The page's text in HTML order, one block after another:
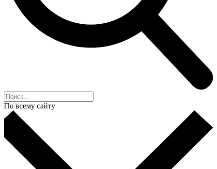
По всему сайту